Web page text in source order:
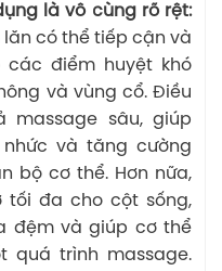
là vô cùng rõ rệt:
có thể tiếp cận và
điểm huyệt khó
và vùng cổ. Điều
massage sâu, giúp
và tăng cường
bộ cơ thể. Hơn nữa,
tối đa cho cột sống,
đệm và giúp cơ thể
quá trình massage.